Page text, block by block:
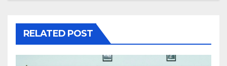
RELATED POST